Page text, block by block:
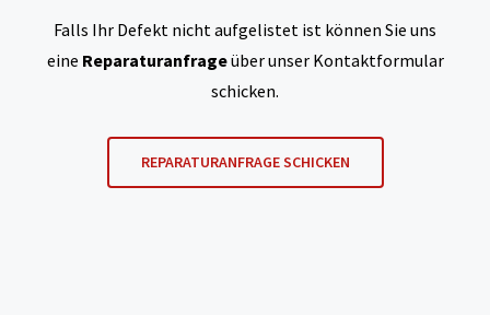
Falls Ihr Defekt nicht aufgelistet ist können Sie uns
eine Reparaturanfrageüber unser Kontaktformular
schicken.
REPARATURANFRAGE SCHICKEN